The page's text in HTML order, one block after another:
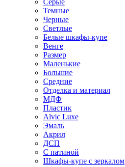
Серые
Темные
Черные
Светлые
Белые шкафы-купе
Венге
Размер
Маленькие
Большие
Средние
Отделка и материал
МДФ
Пластик
Alvic Luxe
Эмаль
Акрил
ДСП
С патиной
Шкафы-купе с зеркалом